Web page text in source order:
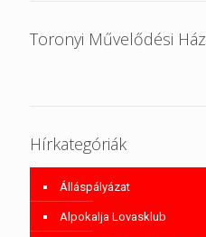
Toronyi Művelődési Ház
Hírkategóriák
Álláspályázat
Alpokalja Lovasklub